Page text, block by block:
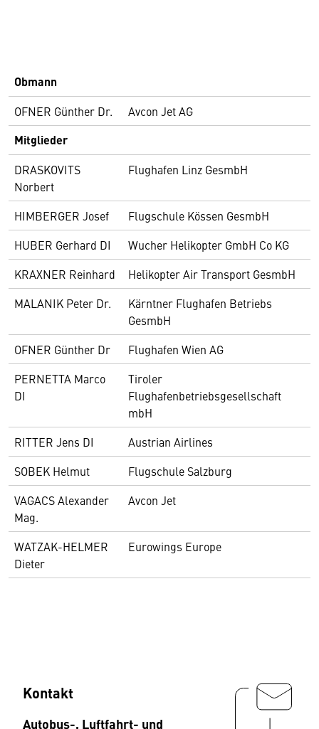
Obmann
OFNER Günther Dr. Avcon Jet AG
Mitglieder
DRASKOVITS
Norbert
Flughafen Linz GesmbH
HIMBERGER Josef
Flugschule Kössen GesmbH
HUBER Gerhard DI
Wucher Helikopter GmbH Co KG
KRAXNER Reinhard
Helikopter Air Transport GesmbH
MALANIK Peter Dr.
Kärntner Flughafen Betriebs
GesmbH
OFNER Günther Dr
Flughafen Wien AG
PERNETTA Marco
DI
Tiroler
Flughafenbetriebsgesellschaft
mbH
RITTER Jens DI
Austrian Airlines
SOBEK Helmut
Flugschule Salzburg
VAGACS Alexander
Mag.
Avcon Jet
WATZAK-HELMER
Dieter
Eurowings Europe
Kontakt
Autobus-, Luftfahrt- und